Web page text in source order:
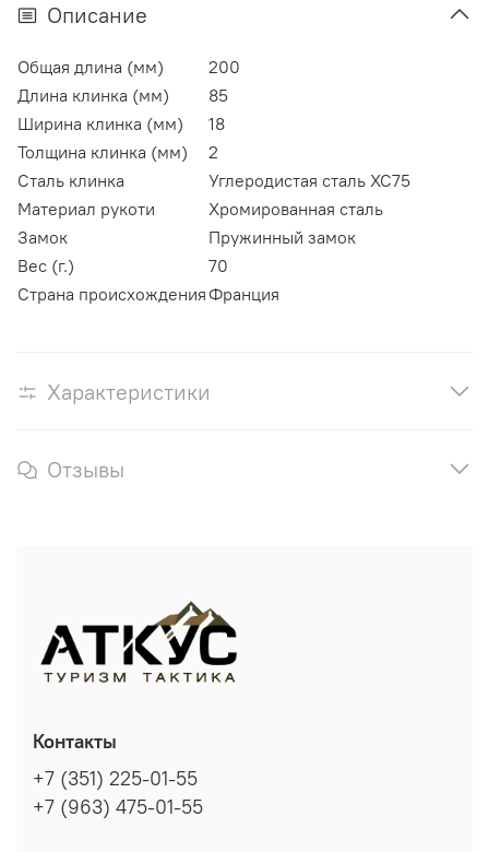
Описание
Общая длина (мм)
200
Длина клинка (мм)
85
Ширина клинка (мм)
18
Толщина клинка (мм)
2
Сталь клинка
Углеродистая сталь XC75
Материал рукоти
Хромированная сталь
Замок
Пружинный замок
Вес (г.)
70
Страна происхожденияФранция
Характеристики
Отзывы
Контакты
+7 (351) 225-01-55
+7 (963) 475-01-55